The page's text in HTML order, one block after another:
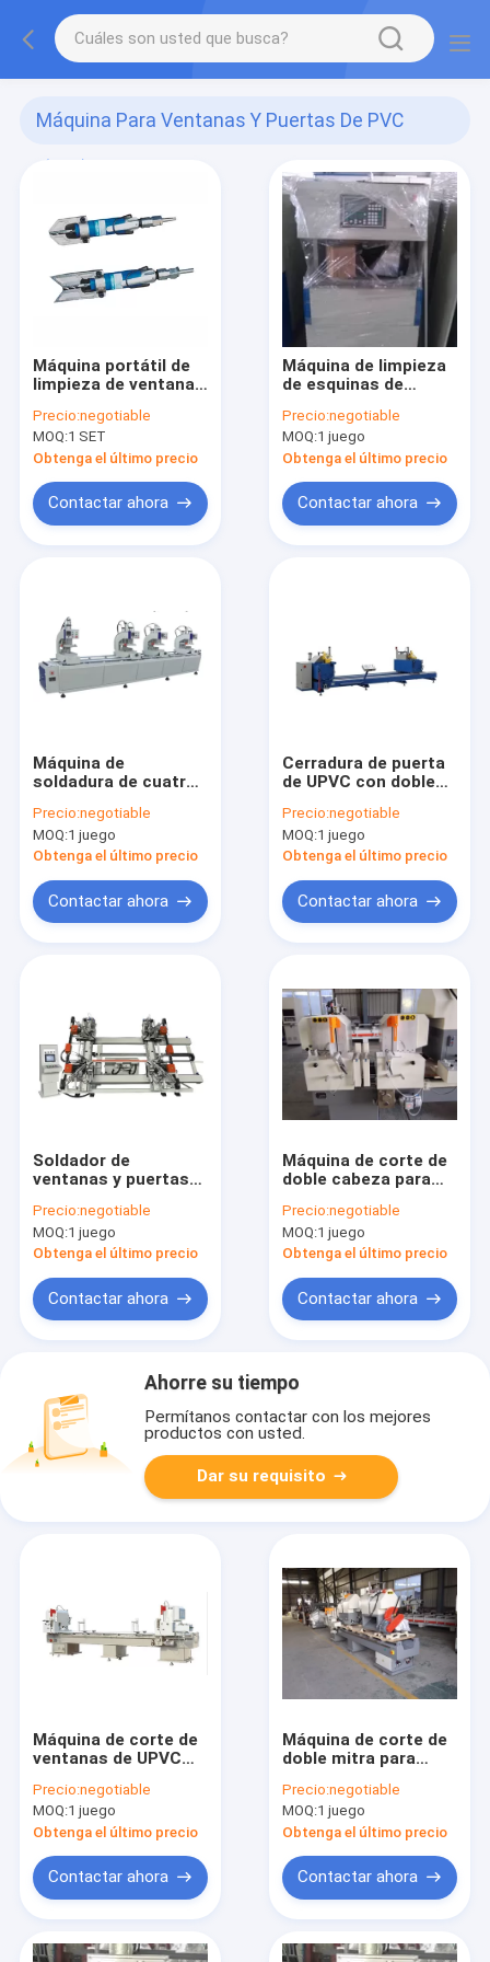
Máquina Para Ventanas Y Puertas De PVC
Máquina portátil de
limpieza de ventanas
Precio:negotiable
MOQ:1 SET
Obtenga el último precio
Contactar ahora
Máquina de limpieza
de esquinas de
Precio:negotiable
MOQ:1 juego
Obtenga el último precio
Contactar ahora
Máquina de
soldadura de cuatro
y ventanas de PVC
Precio:negotiable
MOQ:1 juego
Obtenga el último precio
Contactar ahora
Cerradura de puerta
de UPVC con doble
Precio:negotiable
MOQ:1 juego
Obtenga el último precio
Contactar ahora
Soldador de
ventanas y puertas
cuatro puntos
Precio:negotiable
MOQ:1 juego
Obtenga el último precio
Contactar ahora
Máquina de corte de
doble cabeza para
Precio:negotiable
MOQ:1 juego
Obtenga el último precio
Contactar ahora
Ahorre su tiempo
Permítanos contactar con los mejores
productos con usted.
Dar su requisito
Máquina de corte de
ventanas de UPVC
Precio:negotiable
MOQ:1 juego
Obtenga el último precio
Contactar ahora
Máquina de corte de
doble mitra para
Precio:negotiable
MOQ:1 juego
Obtenga el último precio
Contactar ahora